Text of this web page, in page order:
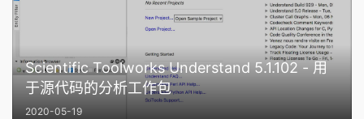
Scientific Toolworks Understand 5.1.102 - 用
于源代码的分析工作包
2020-05-19